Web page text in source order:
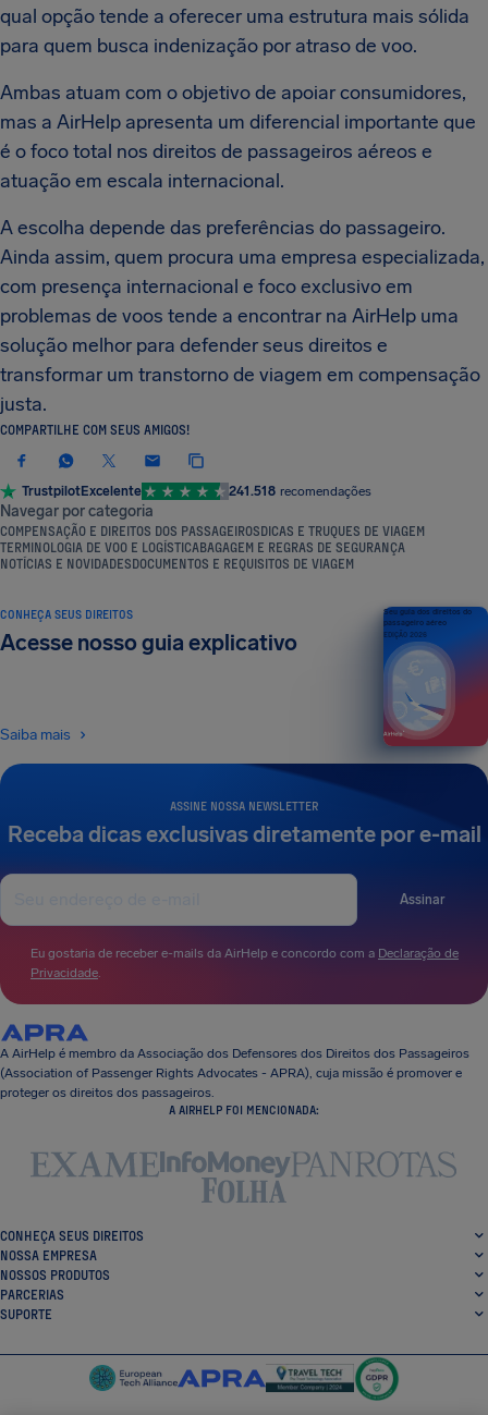
qual opção tende a oferecer uma estrutura mais sólida
para quem busca indenização por atraso de voo.
Ambas atuam com o objetivo de apoiar consumidores,
mas a AirHelp apresenta um diferencial importante que
é o foco total nos direitos de passageiros aéreos e
atuação em escala internacional.
A escolha depende das preferências do passageiro.
Ainda assim, quem procura uma empresa especializada,
com presença internacional e foco exclusivo em
problemas de voos tende a encontrar na AirHelp uma
solução melhor para defender seus direitos e
transformar um transtorno de viagem em compensação
justa.
COMPARTILHE COM SEUS AMIGOS!
TrustpilotExcelente 241.518 recomendações
Navegar por categoria
COMPENSAÇÃO E DIREITOS DOS PASSAGEIROSDICAS E TRUQUES DE VIAGEM
TERMINOLOGIA DE VOO E LOGÍSTICABAGAGEM E REGRAS DE SEGURANÇA
NOTÍCIAS E NOVIDADESDOCUMENTOS E REQUISITOS DE VIAGEM
ASSINE NOSSA NEWSLETTER
Receba dicas exclusivas diretamente por e-mail
Assinar
Eu gostaria de receber e-mails da AirHelp e concordo com a Declaração de
Privacidade.
CONHEÇA SEUS DIREITOS
Acesse nosso guia explicativo
Saiba mais
Seu guia dos direitos do
passageiro aéreo
EDIÇÃO 2026
A AirHelp é membro da Associação dos Defensores dos Direitos dos Passageiros
(Association of Passenger Rights Advocates - APRA), cuja missão é promover e
proteger os direitos dos passageiros.
A AIRHELP FOI MENCIONADA:
CONHEÇA SEUS DIREITOS
NOSSA EMPRESA
NOSSOS PRODUTOS
PARCERIAS
SUPORTE